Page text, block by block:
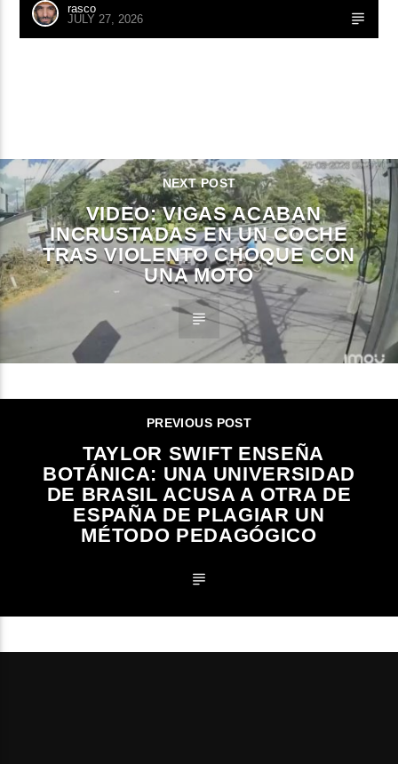
rasco
JULY 27, 2026
NEXT POST
VIDEO: VIGAS ACABAN
INCRUSTADAS EN UN COCHE
TRAS VIOLENTO CHOQUE CON
UNA MOTO
PREVIOUS POST
TAYLOR SWIFT ENSEÑA
BOTÁNICA: UNA UNIVERSIDAD
DE BRASIL ACUSA A OTRA DE
ESPAÑA DE PLAGIAR UN
MÉTODO PEDAGÓGICO